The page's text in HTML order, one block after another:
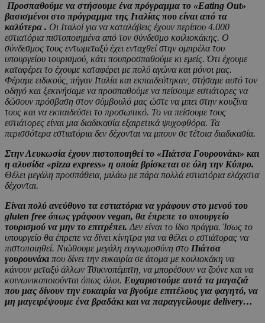
Προσπαθούμε να στήσουμε ένα πρόγραμμα το «Eating Out»
βασισμένοι στο πρόγραμμα της Ιταλίας που είναι από τα
καλύτερα . Οι Ιταλοί για να καταλάβεις έχουν περίπου 4.000
εστιατόρια πιστοποιημένα από τον σύνδεσμο κοιλιοκάκης. Ο
σύνδεσμος τους εντωμεταξύ έχει ενταχθεί στην ομπρέλα του
υπουργείου τουρισμού, κάτι πουπροσπαθούμε κι εμείς. Ότι έχουμε
καταφέρει το έχουμε καταφέρει με πολύ αγώνα και μόνοι μας.
Φέραμε ειδικούς, πήγαν Ιταλία και εκπαιδεύτηκαν, στήσαμε αυτό τον
οδηγό και ξεκινήσαμε να προσπαθούμε να πείσουμε εστιάτορες να
δώσουν πρόσβαση στον σύμβουλό μας ώστε να μπει στην κουζίνα
τους και να εκπαιδεύσει το προσωπικό. Το να πείσουμε τους
εστιάτορες είναι μια διαδικασία εξαιρετικά ψυχοφθόρα. Τα
περισσότερα εστιατόρια δεν δέχονται να μπουν σε τέτοια διαδικασία.
Στην Λευκωσία έχουν πιστοποιηθεί το «Πιάτσα Γουρουνάκι» και
η αλυσίδα «pizza express» η οποία βρίσκεται σε όλη την Κύπρο.
Θέλει μεγάλη προσπάθεια, μιλάω με πάρα πολλά εστιατόρια ελάχιστα
δέχονται.
Είναι πολύ ανεύθυνο τα εστιατόρια να γράφουν στο μενού του
gluten free όπως γράφουν vegan, θα έπρεπε το υπουργείο
τουρισμού να μην το επιτρέπει. Δεν είναι το ίδιο πράγμα. Ίσως το
υπουργείο θα έπρεπε να δίνει κίνητρα για να θέλει ο εστιάτορας να
πιστοποιηθεί. Νιώθουμε μεγάλη ευγνωμοσύνη στο Πιάτσα
γουρουνάκι που δίνει την ευκαιρία σε άτομα με κοιλιοκάκη να
κάνουν μεταξύ άλλων Τσικνοπέμπτη, να μπορέσουν να ζούνε και να
κοινωνικοποιούνται όπως όλοι. Ευχαριστούμε αυτά τα μαγαζιά
που μας δίνουν την ευκαιρία να βγούμε επιτέλους για φαγητό, να
μη μαγειρέψουμε ένα βραδάκι και να παραγγείλουμε delivery…